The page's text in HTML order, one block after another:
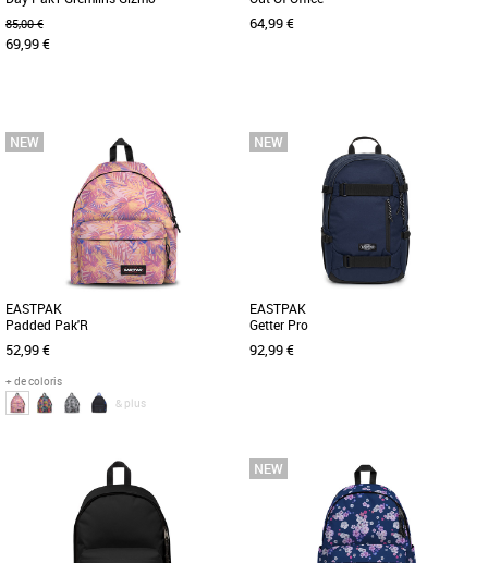
85,00 €
69,99 €
Nouvelle collection Eastpak
Le sac à dos Eastpak Day Pak'R est
l'accessoire idéal pour allier style et
praticité au quotidien. [...]
64,99 €
Nouvelle collection Eastpak
Découvrez le sac à dos Eastpak Out Of
Office, un modèle unisexe alliant
praticité et style pour la [...]
EASTPAK
Padded Pak'R
52,99 €
+ de coloris
& plus
Nouvelle collection Eastpak
Découvrez le sac à dos Eastpak
Padded Pak'R, un modèle
emblématique réinterprété pour la
collection [...]
EASTPAK
Getter Pro
92,99 €
Nouvelle collection Eastpak
Le sac à dos Eastpak Getter Pro est
l’accessoire idéal pour accompagner
votre quotidien avec style [...]